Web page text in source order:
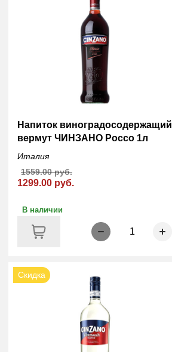
Напиток виноградосодержащий
вермут ЧИНЗАНО Россо 1л
Италия
1299.00 руб.
1559.00 руб.
В наличии
1
Скидка